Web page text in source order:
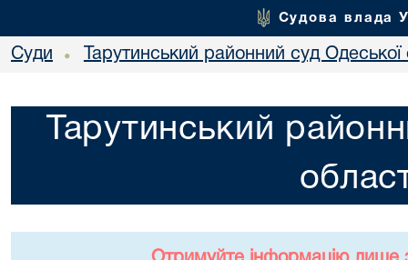
Судова влада
Суди • Тарутинський районний суд Одеської
Тарутинський